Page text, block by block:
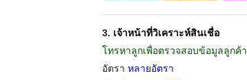
3. เจ้าหน้าที่วิเคราะห์สินเชื่อ
โทรหาลูกเพื่อตรวจสอบข้อมูลลูกค้า
อัตรา หลายอัตรา